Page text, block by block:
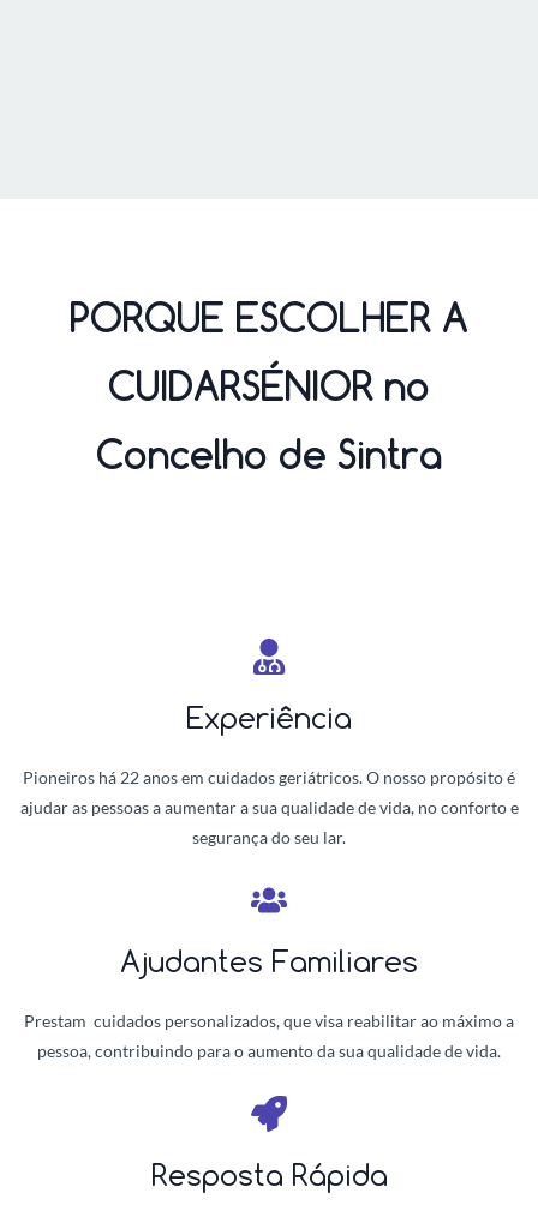
PORQUE ESCOLHER A
CUIDARSÉNIOR no
Concelho de Sintra
Experiência
Pioneiros há 22 anos em cuidados geriátricos. O nosso propósito é
ajudar as pessoas a aumentar a sua qualidade de vida, no conforto e
segurança do seu lar.
Ajudantes Familiares
Prestam cuidados personalizados, que visa reabilitar ao máximo a
pessoa, contribuindo para o aumento da sua qualidade de vida.
Resposta Rápida